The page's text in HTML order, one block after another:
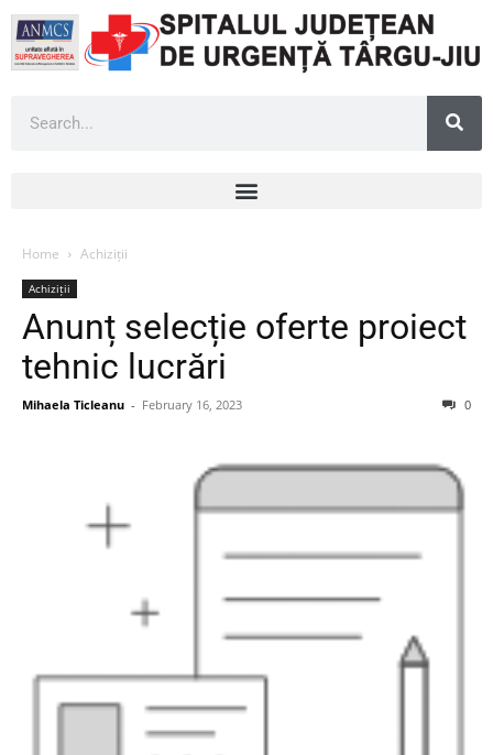
Home Achiziții
Achiziții
Anunț selecție oferte proiect
tehnic lucrări
Mihaela Ticleanu - February 16, 2023 0